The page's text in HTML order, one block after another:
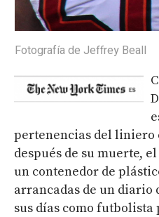
Fotografía de Jeffrey Beall
pertenencias del liniero
después de su muerte,
un contenedor de
arrancadas de un diario
sus días como